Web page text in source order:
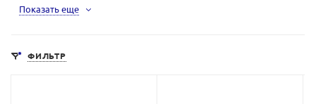
Показать еще
ФИЛЬТР